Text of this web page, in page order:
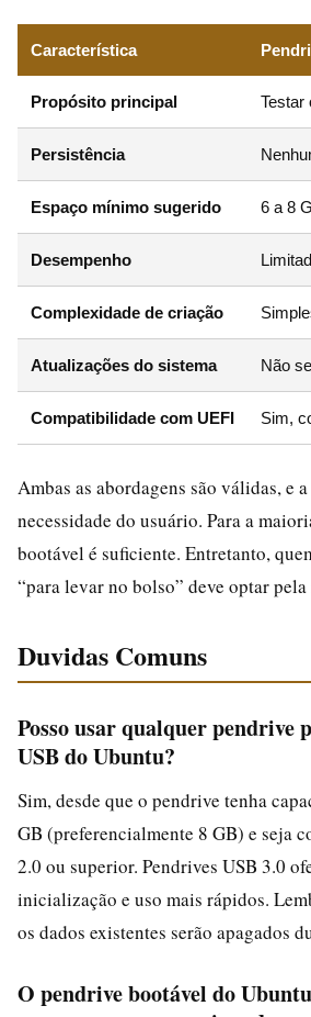
Característica
Propósito principal Testar
Persistência
Espaço mínimo sugerido 6 a 8
Desempenho
Complexidade de criação
Atualizações do sistema Não
Compatibilidade com UEFI Sim,
Ambas as abordagens são válidas, e
necessidade do usuário. Para a
bootável é suficiente. Entretanto,
“para levar no bolso” deve optar
Duvidas Comuns
Posso usar qualquer pendrive
USB do Ubuntu?
Sim, desde que o pendrive tenha
GB (preferencialmente 8 GB) e seja
2.0 ou superior. Pendrives USB 3.0
inicialização e uso mais rápidos.
os dados existentes serão apagados
O pendrive bootável do